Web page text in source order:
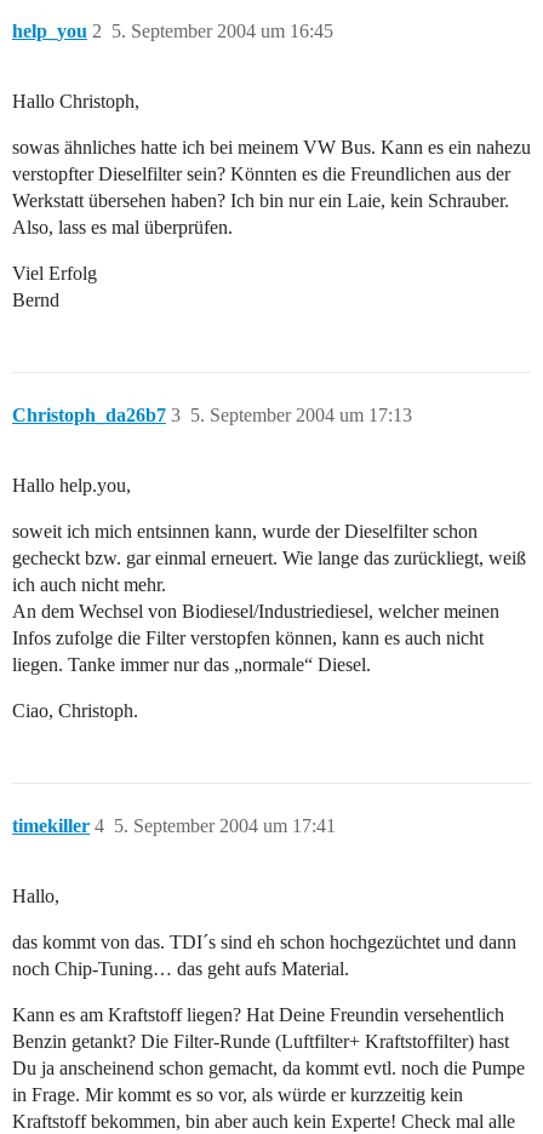
help_you 5. September 2004 um 16:45
2
Hallo Christoph,
sowas ähnliches hatte ich bei meinem VW Bus. Kann es ein nahezu
verstopfter Dieselfilter sein? Könnten es die Freundlichen aus der
Werkstatt übersehen haben? Ich bin nur ein Laie, kein Schrauber.
Also, lass es mal überprüfen.
Viel Erfolg
Bernd
Christoph_da26b7 5. September 2004 um 17:13
3
Hallo help.you,
soweit ich mich entsinnen kann, wurde der Dieselfilter schon
gecheckt bzw. gar einmal erneuert. Wie lange das zurückliegt, weiß
ich auch nicht mehr.
An dem Wechsel von Biodiesel/Industriediesel, welcher meinen
Infos zufolge die Filter verstopfen können, kann es auch nicht
liegen. Tanke immer nur das „normale“ Diesel.
Ciao, Christoph.
timekiller 5. September 2004 um 17:41
4
Hallo,
das kommt von das. TDI´s sind eh schon hochgezüchtet und dann
noch Chip-Tuning… das geht aufs Material.
Kann es am Kraftstoff liegen? Hat Deine Freundin versehentlich
Benzin getankt? Die Filter-Runde (Luftfilter+ Kraftstoffilter) hast
Du ja anscheinend schon gemacht, da kommt evtl. noch die Pumpe
in Frage. Mir kommt es so vor, als würde er kurzzeitig kein
Kraftstoff bekommen, bin aber auch kein Experte! Check mal alle